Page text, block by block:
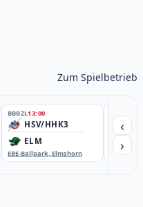
Zum Spielbetrieb
BBBZL13:00
HSV/HHK3
ELM
EBE-Ballpark, Elmshorn
‹
›